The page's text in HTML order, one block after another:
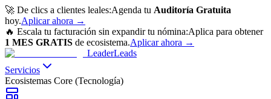
🚀 De clics a clientes leales:Agenda tu Auditoría Gratuita
hoy.Aplicar ahora →
🔥 Escala tu facturación sin expandir tu nómina:Aplica para obtener
1 MES GRATIS de ecosistema.Aplicar ahora →
LeaderLeads
Servicios
Ecosistemas Core (Tecnología)